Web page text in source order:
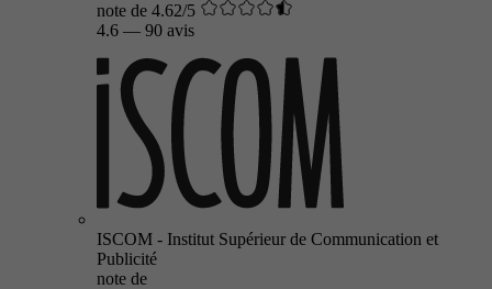
note de 4.62/5
4.6 — 90 avis
ISCOM - Institut Supérieur de Communication et
Publicité
note de